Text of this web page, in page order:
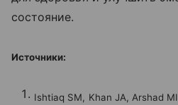
состояние.
Источники:
Ishtiaq SM, Khan JA, Arshad